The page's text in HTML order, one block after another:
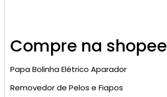
Compre na shopee
Papa Bolinha Elétrico Aparador
Removedor de Pelos e Fiapos